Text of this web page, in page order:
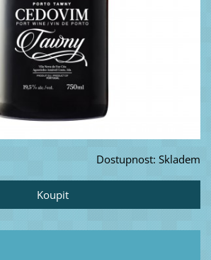
Dostupnost: Skladem